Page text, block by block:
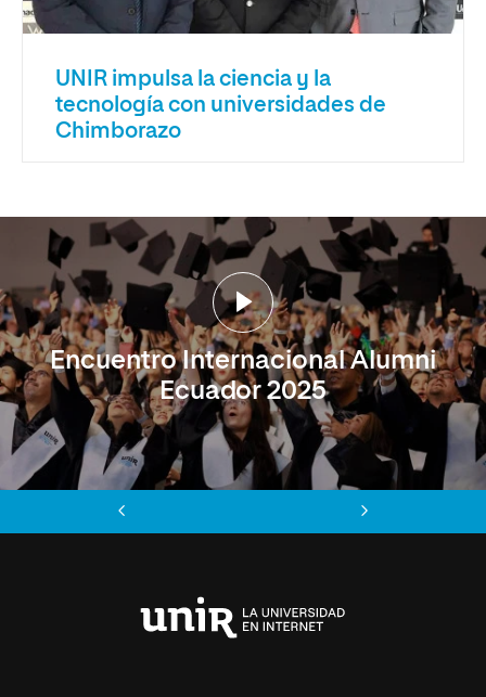
UNIR impulsa la ciencia y la
tecnología con universidades de
Chimborazo
Encuentro Internacional Alumni
Ecuador 2025